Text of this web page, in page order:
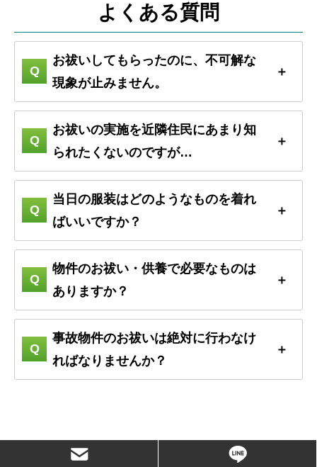
よくある質問
お祓いしてもらったのに、不可解な
現象が止みません。
お祓いの実施を近隣住民にあまり知
られたくないのですが…
当日の服装はどのようなものを着れ
ばいいですか？
物件のお祓い・供養で必要なものは
ありますか？
事故物件のお祓いは絶対に行わなけ
ればなりませんか？